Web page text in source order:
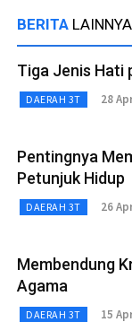
BERITA LAINNYA
Tiga Jenis Hati
DAERAH 3T 28
Pentingnya
Petunjuk Hidup
DAERAH 3T 26
Membendung
Agama
DAERAH 3T 15